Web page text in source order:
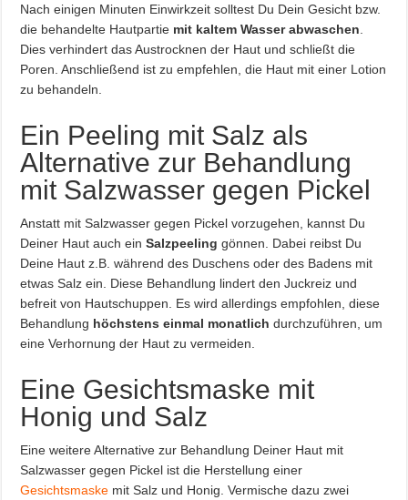
Nach einigen Minuten Einwirkzeit solltest Du Dein Gesicht bzw.
die behandelte Hautpartie mit kaltem Wasser abwaschen
Dies verhindert das Austrocknen der Haut und schließt die
Poren. Anschließend ist zu empfehlen, die Haut mit einer Lotion
zu behandeln.
Ein Peeling mit Salz als
Alternative zur Behandlung
mit Salzwasser gegen Pickel
Anstatt mit Salzwasser gegen Pickel vorzugehen, kannst Du
Deiner Haut auch einSalzpeeling gönnen. Dabei reibst Du
Deine Haut z.B. während des Duschens oder des Badens mit
etwas Salz ein. Diese Behandlung lindert den Juckreiz und
befreit von Hautschuppen. Es wird allerdings empfohlen, diese
Behandlung höchstens einmal monatlichdurchzuführen, um
eine Verhornung der Haut zu vermeiden.
Eine Gesichtsmaske mit
Honig und Salz
Eine weitere Alternative zur Behandlung Deiner Haut mit
Salzwasser gegen Pickel ist die Herstellung einer
Gesichtsmaske mit Salz und Honig. Vermische dazu zwei